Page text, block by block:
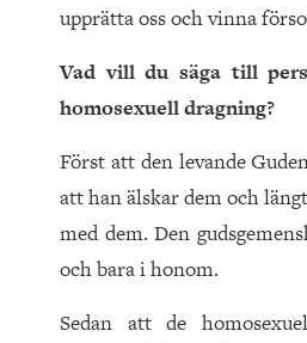
upprätta oss och vinna
Vad vill du säga till
homosexuell dragning?
Först att den levande
att han älskar dem och
med dem. Den
och bara i honom.
Sedan att de